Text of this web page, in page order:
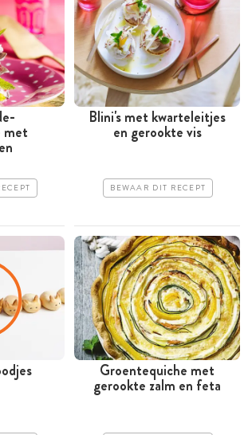
met
Blini's met kwarteleitjes
en gerookte vis
BEWAAR DIT RECEPT
Groentequiche met
gerookte zalm en feta